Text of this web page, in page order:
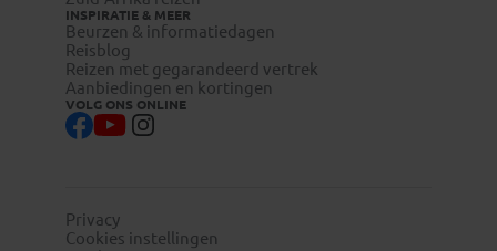
INSPIRATIE & MEER
Beurzen & informatiedagen
Reisblog
Reizen met gegarandeerd vertrek
Aanbiedingen en kortingen
VOLG ONS ONLINE
Privacy
Cookies instellingen